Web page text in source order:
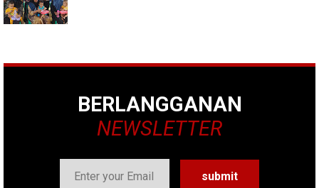
BERLANGGANAN
NEWSLETTER